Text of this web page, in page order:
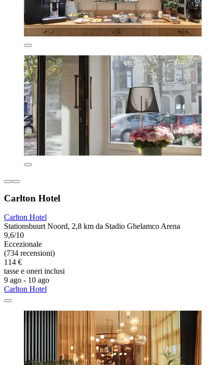
Carlton Hotel
Carlton Hotel
Stationsbuurt Noord, 2,8 km da Stadio Ghelamco Arena
9,6/10
Eccezionale
(734 recensioni)
114 €
tasse e oneri inclusi
9 ago - 10 ago
Carlton Hotel